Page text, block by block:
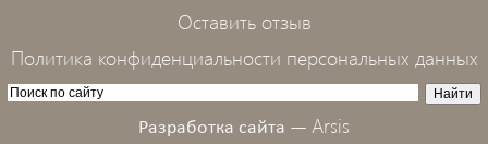
Оставить отзыв
Политика конфиденциальности персональных данных
Разработка сайта — Arsis